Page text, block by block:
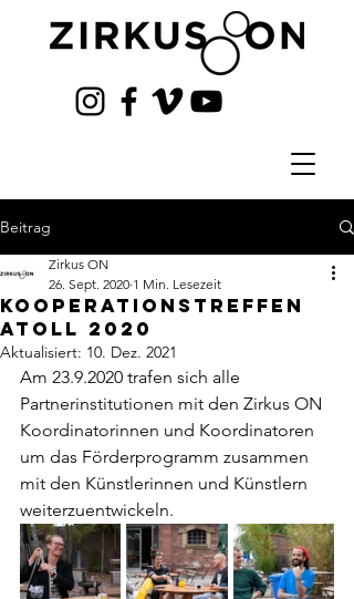
Beitrag
Kooperationstreffen
Atoll 2020
Zirkus ON
26. Sept. 2020 1 Min. Lesezeit
Aktualisiert: 10. Dez. 2021
Am 23.9.2020 trafen sich alle
Partnerinstitutionen mit den Zirkus ON
Koordinatorinnen und Koordinatoren
um das Förderprogramm zusammen
mit den Künstlerinnen und Künstlern
weiterzuentwickeln.